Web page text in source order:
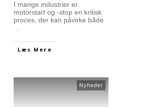
I mange industrier er
motorstart og -stop en kritisk
proces, der kan påvirke både
Læs Mere
Nyheder